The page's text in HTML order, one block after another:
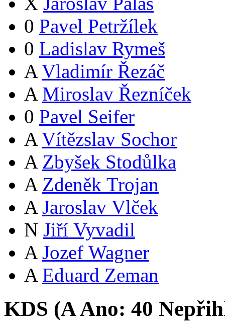
0 Pavel Petržílek
0 Ladislav Rymeš
A Vladimír Řezáč
A Miroslav Řezníček
0 Pavel Seifer
A Vítězslav Sochor
A Zbyšek Stodůlka
A Zdeněk Trojan
A Jaroslav Vlček
N Jiří Vyvadil
A Jozef Wagner
A Eduard Zeman
KDS (AAno: 40